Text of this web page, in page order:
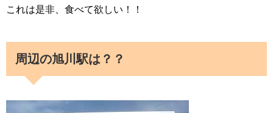
これは是非、食べて欲しい！！
周辺の旭川駅は？？